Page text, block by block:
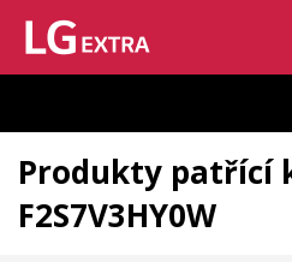
Vzhledem k aktuální situaci se může
zpozdit.
Produkty patřící
F2S7V3HY0W